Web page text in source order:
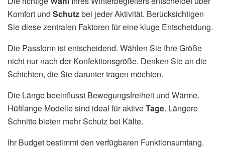
Komfort und Schutzbei jeder Aktivität. Berücksichtigen
Sie diese zentralen Faktoren für eine kluge Entscheidung.
Die Passform ist entscheidend. Wählen Sie Ihre Größe
nicht nur nach der Konfektionsgröße. Denken Sie an die
Schichten, die Sie darunter tragen möchten.
Die Länge beeinflusst Bewegungsfreiheit und Wärme.
Hüftlange Modelle sind ideal für aktiveTage. Längere
Schnitte bieten mehr Schutz bei Kälte.
Ihr Budget bestimmt den verfügbaren Funktionsumfang.